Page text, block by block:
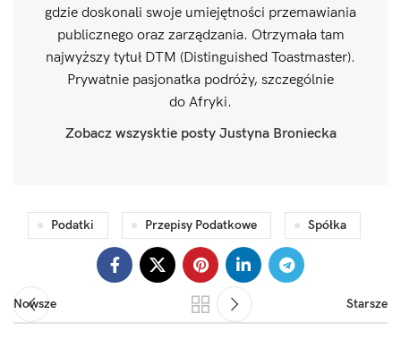
gdzie doskonali swoje umiejętności przemawiania
publicznego oraz zarządzania. Otrzymała tam
najwyższy tytuł DTM (Distinguished Toastmaster).
Prywatnie pasjonatka podróży, szczególnie
do Afryki.
Zobacz wszysktie posty Justyna Broniecka
Podatki Przepisy Podatkowe Spółka
Nowsze Starsze